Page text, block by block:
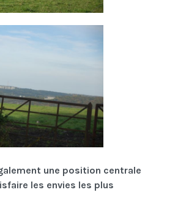
une position centrale
les envies les plus